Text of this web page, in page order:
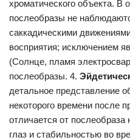
хроматического объекта. В
послеобразы не
саккадическими
восприятия; исключением
(Солнце, пламя
послеобразы. 4.
детальное представление
некоторого времени после
отличается от
глаз и стабильностью во